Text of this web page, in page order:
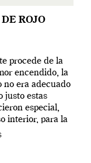
ROJO
procede de la
encendido, la
era adecuado
justo estas
especial,
interior, para la